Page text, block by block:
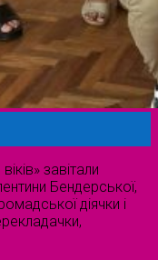
завітали
Бендерської,
діячки і